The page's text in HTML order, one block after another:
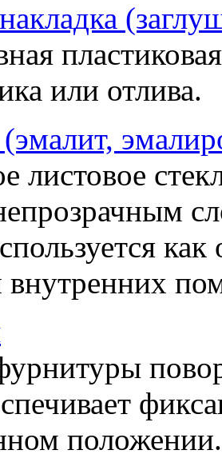
или отлива.
листовое
внутренних
положении.